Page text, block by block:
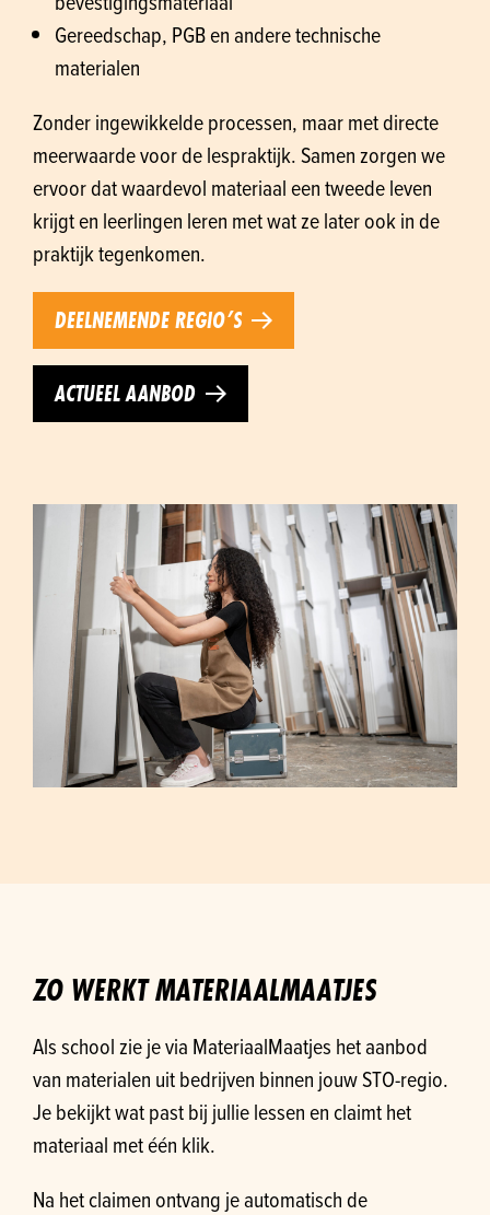
Gereedschap, PGB en andere technische
materialen
Zonder ingewikkelde processen, maar met directe
meerwaarde voor de lespraktijk. Samen zorgen we
ervoor dat waardevol materiaal een tweede leven
krijgt en leerlingen leren met wat ze later ook in de
praktijk tegenkomen.
DEELNEMENDE REGIO’S
ACTUEEL AANBOD
ZO WERKT MATERIAALMAATJES
Als school zie je via MateriaalMaatjes het aanbod
van materialen uit bedrijven binnen jouw STO-regio.
Je bekijkt wat past bij jullie lessen en claimt het
materiaal met één klik.
Na het claimen ontvang je automatisch de